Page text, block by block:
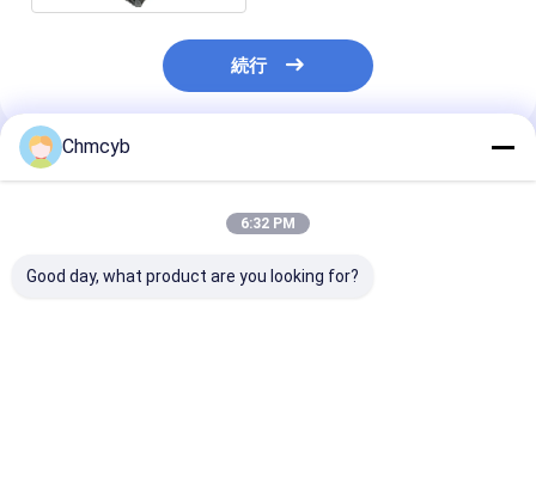
続行
推薦されたプロダクト
Chmcyb
6:32 PM
Good day, what product are you looking for?